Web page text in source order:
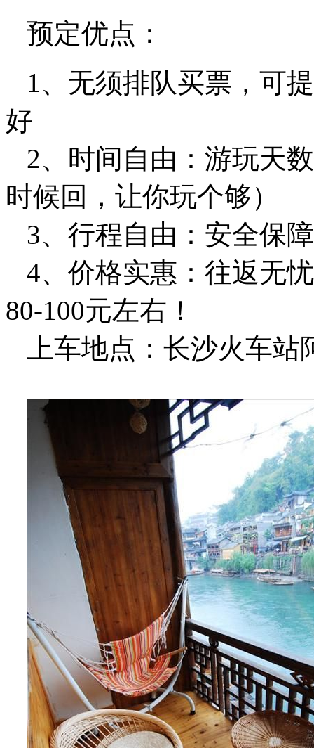
预定优点：
1、无须排队买票，可
好
2、时间自由：游玩天
时候回，让你玩个够）
3、行程自由：安全保
4、价格实惠：往返无
80-100元左右！
上车地点：长沙火车站